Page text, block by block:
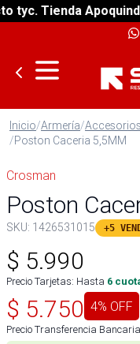
Tienda Apoquindo
Inicio/Armería/
/Poston Caceria 5,5MM
Crosman
Poston
SKU: 1426531015 +5
$ 5.990
Precio Tarjetas: Hasta 6
$ 5.750 4% OFF
Precio Transferencia Bancaria